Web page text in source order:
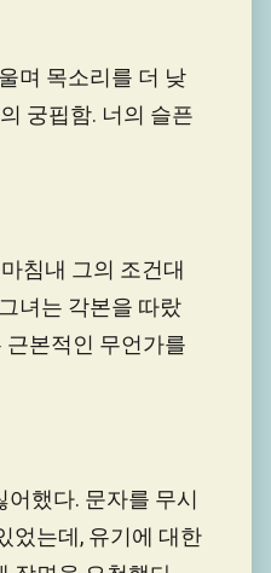
며 목소리를 더 낮
궁핍함. 너의 슬픈
침내 그의 조건대
녀는 각본을 따랐
근본적인 무언가를
했다. 문자를 무시
었는데, 유기에 대한